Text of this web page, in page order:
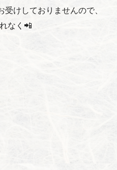
けしておりませんので、
なく📲